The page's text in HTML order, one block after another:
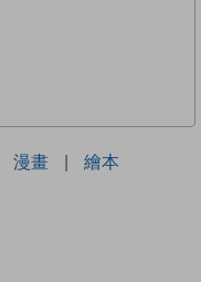
漫畫 | 繪本